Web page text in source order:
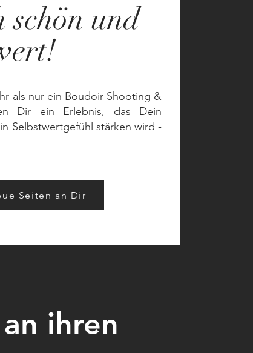
und
als nur ein Boudoir Shooting &
Dir ein Erlebnis, das Dein
Selbstwertgefühl stärken wird -
Seiten an Dir
ihren